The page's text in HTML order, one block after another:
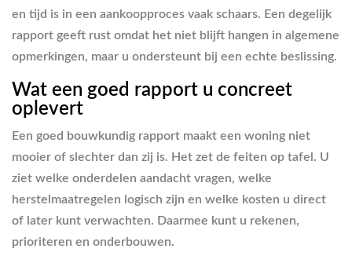
en tijd is in een aankoopproces vaak schaars. Een degelijk
rapport geeft rust omdat het niet blijft hangen in algemene
opmerkingen, maar u ondersteunt bij een echte beslissing.
Wat een goed rapport u concreet
oplevert
Een goed bouwkundig rapport maakt een woning niet
mooier of slechter dan zij is. Het zet de feiten op tafel. U
ziet welke onderdelen aandacht vragen, welke
herstelmaatregelen logisch zijn en welke kosten u direct
of later kunt verwachten. Daarmee kunt u rekenen,
prioriteren en onderbouwen.